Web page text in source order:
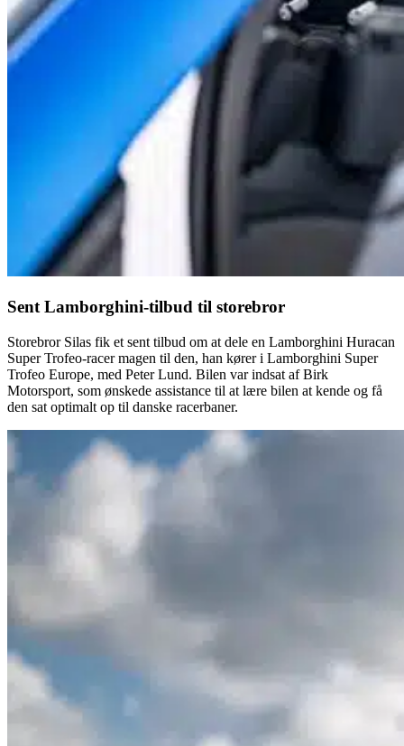
Sent Lamborghini-tilbud til storebror
Storebror Silas fik et sent tilbud om at dele en Lamborghini Huracan
Super Trofeo-racer magen til den, han kører i Lamborghini Super
Trofeo Europe, med Peter Lund. Bilen var indsat af Birk
Motorsport, som ønskede assistance til at lære bilen at kende og få
den sat optimalt op til danske racerbaner.